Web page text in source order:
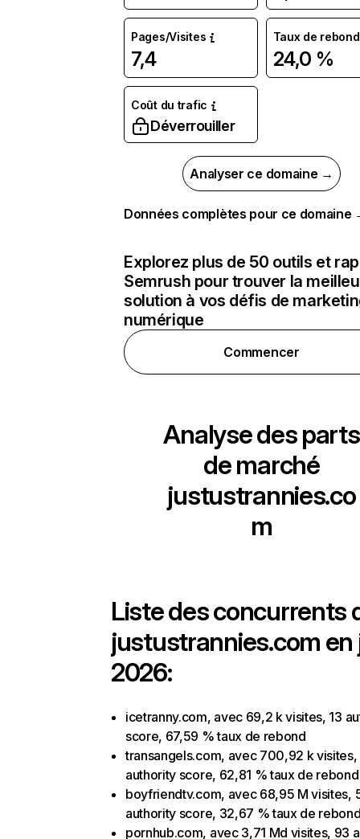
Pages/Visites
7,4
Taux de rebond
24,0 %
Coût du trafic
Déverrouiller
Analyser ce domaine →
Données complètes pour ce domaine
Explorez plus de 50 outils et
Semrush pour trouver la
solution à vos défis de
numérique
Commencer
Analyse des parts
de marché
justustrannies.co
m
Liste des concurrents
justustrannies.com en
2026:
icetranny.com, avec 69,2 k visites, 13
score, 67,59 % taux de rebond
transangels.com, avec 700,92 k
authority score, 62,81 % taux de rebond
boyfriendtv.com, avec 68,95 M visites,
authority score, 32,67 % taux de
pornhub.com, avec 3,71 Md visites, 93